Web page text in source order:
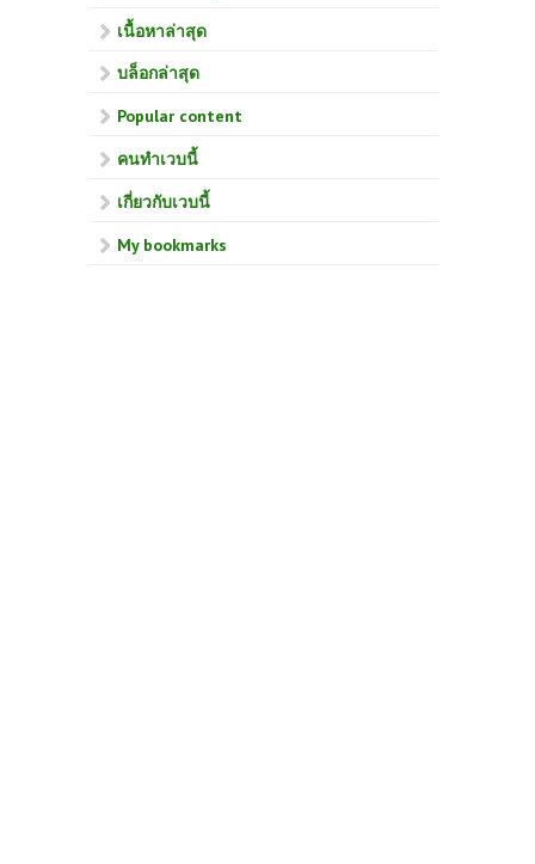
เนื้อหาล่าสุด
บล็อกล่าสุด
Popular content
คนทำเวบนี้
เกี่ยวกับเวบนี้
My bookmarks